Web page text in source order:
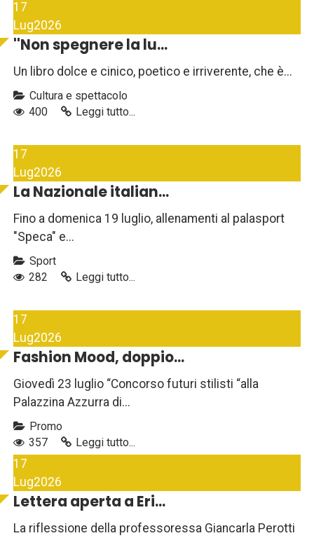
17
Lug2026
''Non spegnere la lu...
Un libro dolce e cinico, poetico e irriverente, che è...
Cultura e spettacolo
400
Leggi tutto...
17
Lug2026
La Nazionale italian...
Fino a domenica 19 luglio, allenamenti al palasport
"Speca" e...
Sport
282
Leggi tutto...
17
Lug2026
Fashion Mood, doppio...
Giovedì 23 luglio “Concorso futuri stilisti “alla
Palazzina Azzurra di...
Promo
357
Leggi tutto...
17
Lug2026
Lettera aperta a Eri...
La riflessione della professoressa Giancarla Perotti